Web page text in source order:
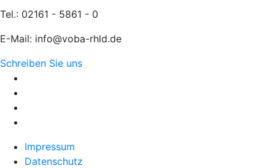
Tel.: 02161 - 5861 - 0
E-Mail: info@voba-rhld.de
Schreiben Sie uns
Impressum
Datenschutz